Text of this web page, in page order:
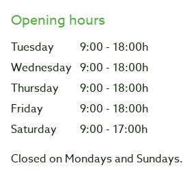
Opening hours
Tuesday
9:00 - 18:00h
Wednesday 9:00 - 18:00h
Thursday
9:00 - 18:00h
Friday
9:00 - 18:00h
Saturday
9:00 - 17:00h
Closed on Mondays and Sundays.